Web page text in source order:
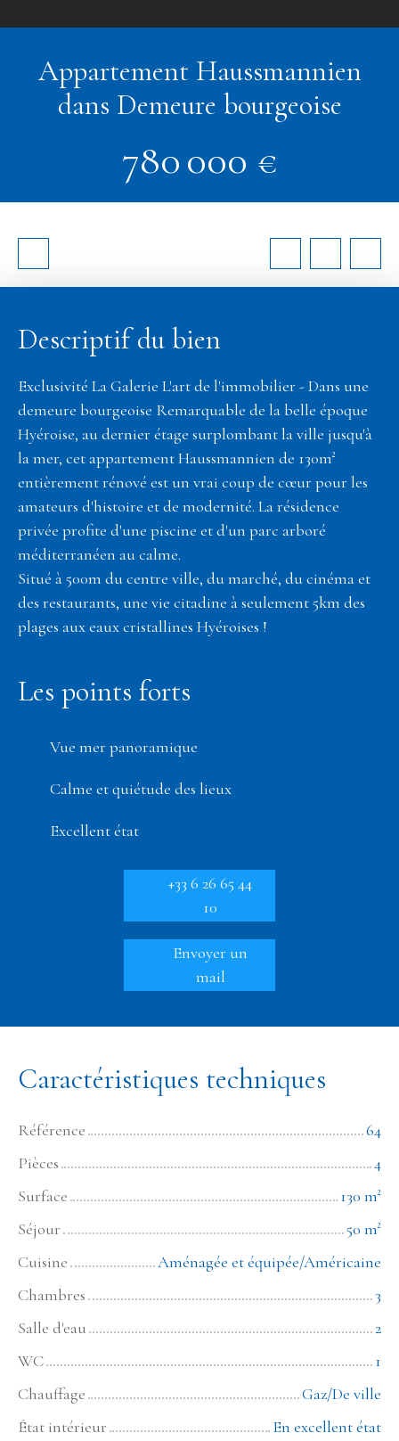
Appartement Haussmannien
dans Demeure bourgeoise
780 000 €
Descriptif du bien
Exclusivité La Galerie L'art de l'immobilier - Dans une
demeure bourgeoise Remarquable de la belle époque
Hyéroise, au dernier étage surplombant la ville jusqu'à
la mer, cet appartement Haussmannien de 130m²
entièrement rénové est un vrai coup de cœur pour les
amateurs d'histoire et de modernité. La résidence
privée profite d'une piscine et d'un parc arboré
méditerranéen au calme.
Situé à 500m du centre ville, du marché, du cinéma et
des restaurants, une vie citadine à seulement 5km des
plages aux eaux cristallines Hyéroises !
Les points forts
Vue mer panoramique
Calme et quiétude des lieux
Excellent état
+33 6 26 65 44
10
Envoyer un
mail
Caractéristiques techniques
Référence
64
Pièces
4
Surface
130 m²
Séjour
50 m²
Cuisine
Aménagée et équipée/Américaine
Chambres
3
Salle d'eau
2
WC
1
Chauffage
Gaz/De ville
État intérieur
En excellent état